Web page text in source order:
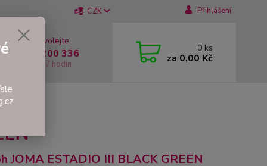
CZK Přihlášení
si rady? Zavolejte.
737 200 336
Pátek: 8 - 17 hodin
0 ks
za 0,00 Kč
GREEN
JOMA ESTADIO III BLACK GREEN